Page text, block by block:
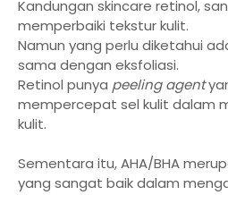
Kandungan skincare retinol,
memperbaiki tekstur kulit.
Namun yang perlu diketahui
sama dengan eksfoliasi.
Retinol punya peeling agent
mempercepat sel kulit dalam
kulit.
Sementara itu, AHA/BHA
yang sangat baik dalam